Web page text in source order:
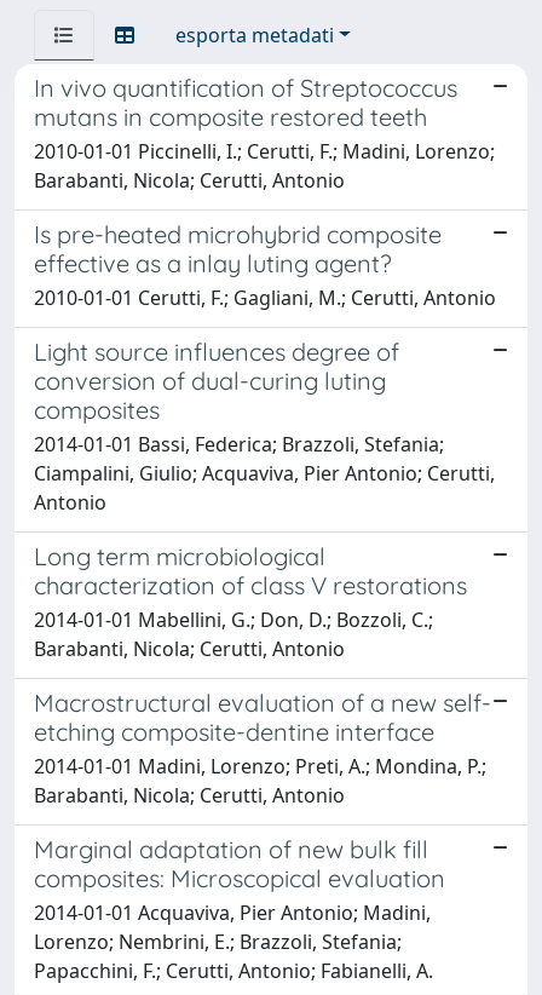
esporta metadati
In vivo quantification of Streptococcus
mutans in composite restored teeth
2010-01-01 Piccinelli, I.; Cerutti, F.; Madini, Lorenzo;
Barabanti, Nicola; Cerutti, Antonio
Is pre-heated microhybrid composite
effective as a inlay luting agent?
2010-01-01 Cerutti, F.; Gagliani, M.; Cerutti, Antonio
Light source influences degree of
conversion of dual-curing luting
composites
2014-01-01 Bassi, Federica; Brazzoli, Stefania;
Ciampalini, Giulio; Acquaviva, Pier Antonio; Cerutti,
Antonio
Long term microbiological
characterization of class V restorations
2014-01-01 Mabellini, G.; Don, D.; Bozzoli, C.;
Barabanti, Nicola; Cerutti, Antonio
Macrostructural evaluation of a new self-
etching composite-dentine interface
2014-01-01 Madini, Lorenzo; Preti, A.; Mondina, P.;
Barabanti, Nicola; Cerutti, Antonio
Marginal adaptation of new bulk fill
composites: Microscopical evaluation
2014-01-01 Acquaviva, Pier Antonio; Madini,
Lorenzo; Nembrini, E.; Brazzoli, Stefania;
Papacchini, F.; Cerutti, Antonio; Fabianelli, A.